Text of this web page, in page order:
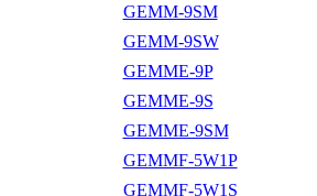
GEMM-9SM
GEMM-9SW
GEMME-9P
GEMME-9S
GEMME-9SM
GEMMF-5W1P
GEMMF-5W1S